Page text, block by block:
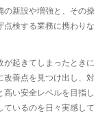
の新設や増強と、その操
点検する業務に携わりな
が起きてしまったときに
改善点を見つけ出し、対
い安全レベルを目指し
ているのを日々実感して